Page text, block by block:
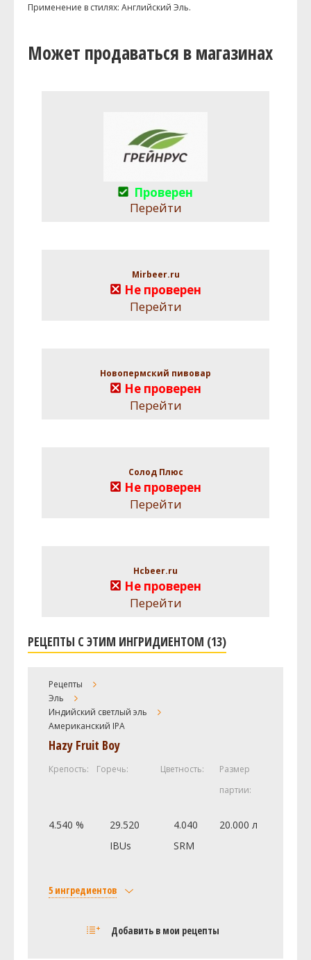
Применение в стилях: Английский Эль.
Может продаваться в магазинах
Проверен
Перейти
Mirbeer.ru
Не проверен
Перейти
Новопермский пивовар
Не проверен
Перейти
Солод Плюс
Не проверен
Перейти
Hcbeer.ru
Не проверен
Перейти
РЕЦЕПТЫ С ЭТИМ ИНГРИДИЕНТОМ (13)
Рецепты
Эль
Индийский светлый эль
Американский IPA
Добавить в мои рецепты
Hazy Fruit Boy
Крепость: Горечь: Цветность:
Размер
партии:
4.540 %
29.520
IBUs
4.040
SRM
20.000 л
5 ингредиентов
BAIRDS Maris Otter Pale Ale